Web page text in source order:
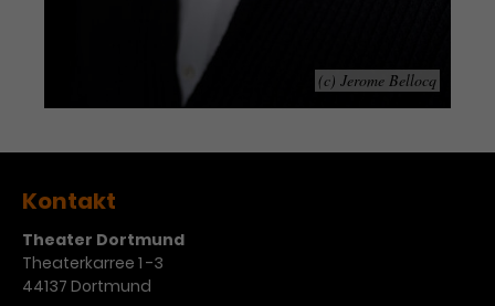
(c) Jerome Bellocq
Kontakt
Theater Dortmund
Theaterkarree 1 -3
44137 Dortmund